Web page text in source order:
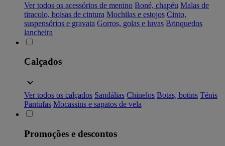
Ver todos os acessórios de menino Boné, chapéu Malas de
tiracolo, bolsas de cintura Mochilas e estojos Cinto,
suspensórios e gravata Gorros, golas e luvas Brinquedos
lancheira
Calçados
Ver todos os calçados Sandálias Chinelos Botas, botins Ténis
Pantufas Mocassins e sapatos de vela
Promoções e descontos